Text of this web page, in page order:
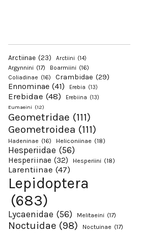
Arctiinae (23) Arctiini (14)
Argynnini (17) Boarmiini (16)
Coliadinae (16) Crambidae (29)
Ennominae (41) Erebia (13)
Erebidae (48) Erebiina (13)
Eumaeini (12)
Geometridae (111)
Geometroidea (111)
Hadeninae (16) Heliconiinae (18)
Hesperiidae (56)
Hesperiinae (32) Hesperiini (18)
Larentiinae (47)
Lepidoptera
(683)
Lycaenidae (56) Melitaeini (17)
Noctuidae (98) Noctuinae (17)